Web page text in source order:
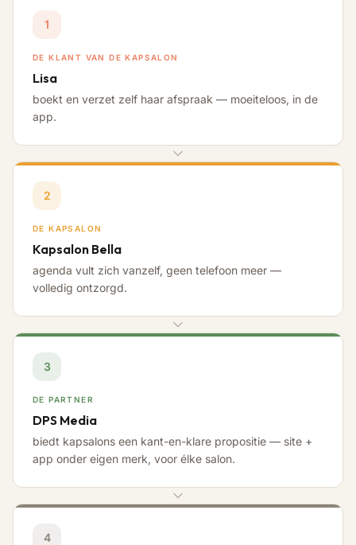
1
DE KLANT VAN DE KAPSALON
Lisa
boekt en verzet zelf haar afspraak — moeiteloos, in de
app.
2
DE KAPSALON
Kapsalon Bella
agenda vult zich vanzelf, geen telefoon meer —
volledig ontzorgd.
3
DE PARTNER
DPS Media
biedt kapsalons een kant-en-klare propositie — site +
app onder eigen merk, voor élke salon.
4